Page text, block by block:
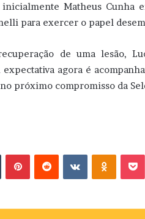
Matheus Cunha
para exercer o papel
de uma lesão,
agora é
próximo compromisso da
VK OK